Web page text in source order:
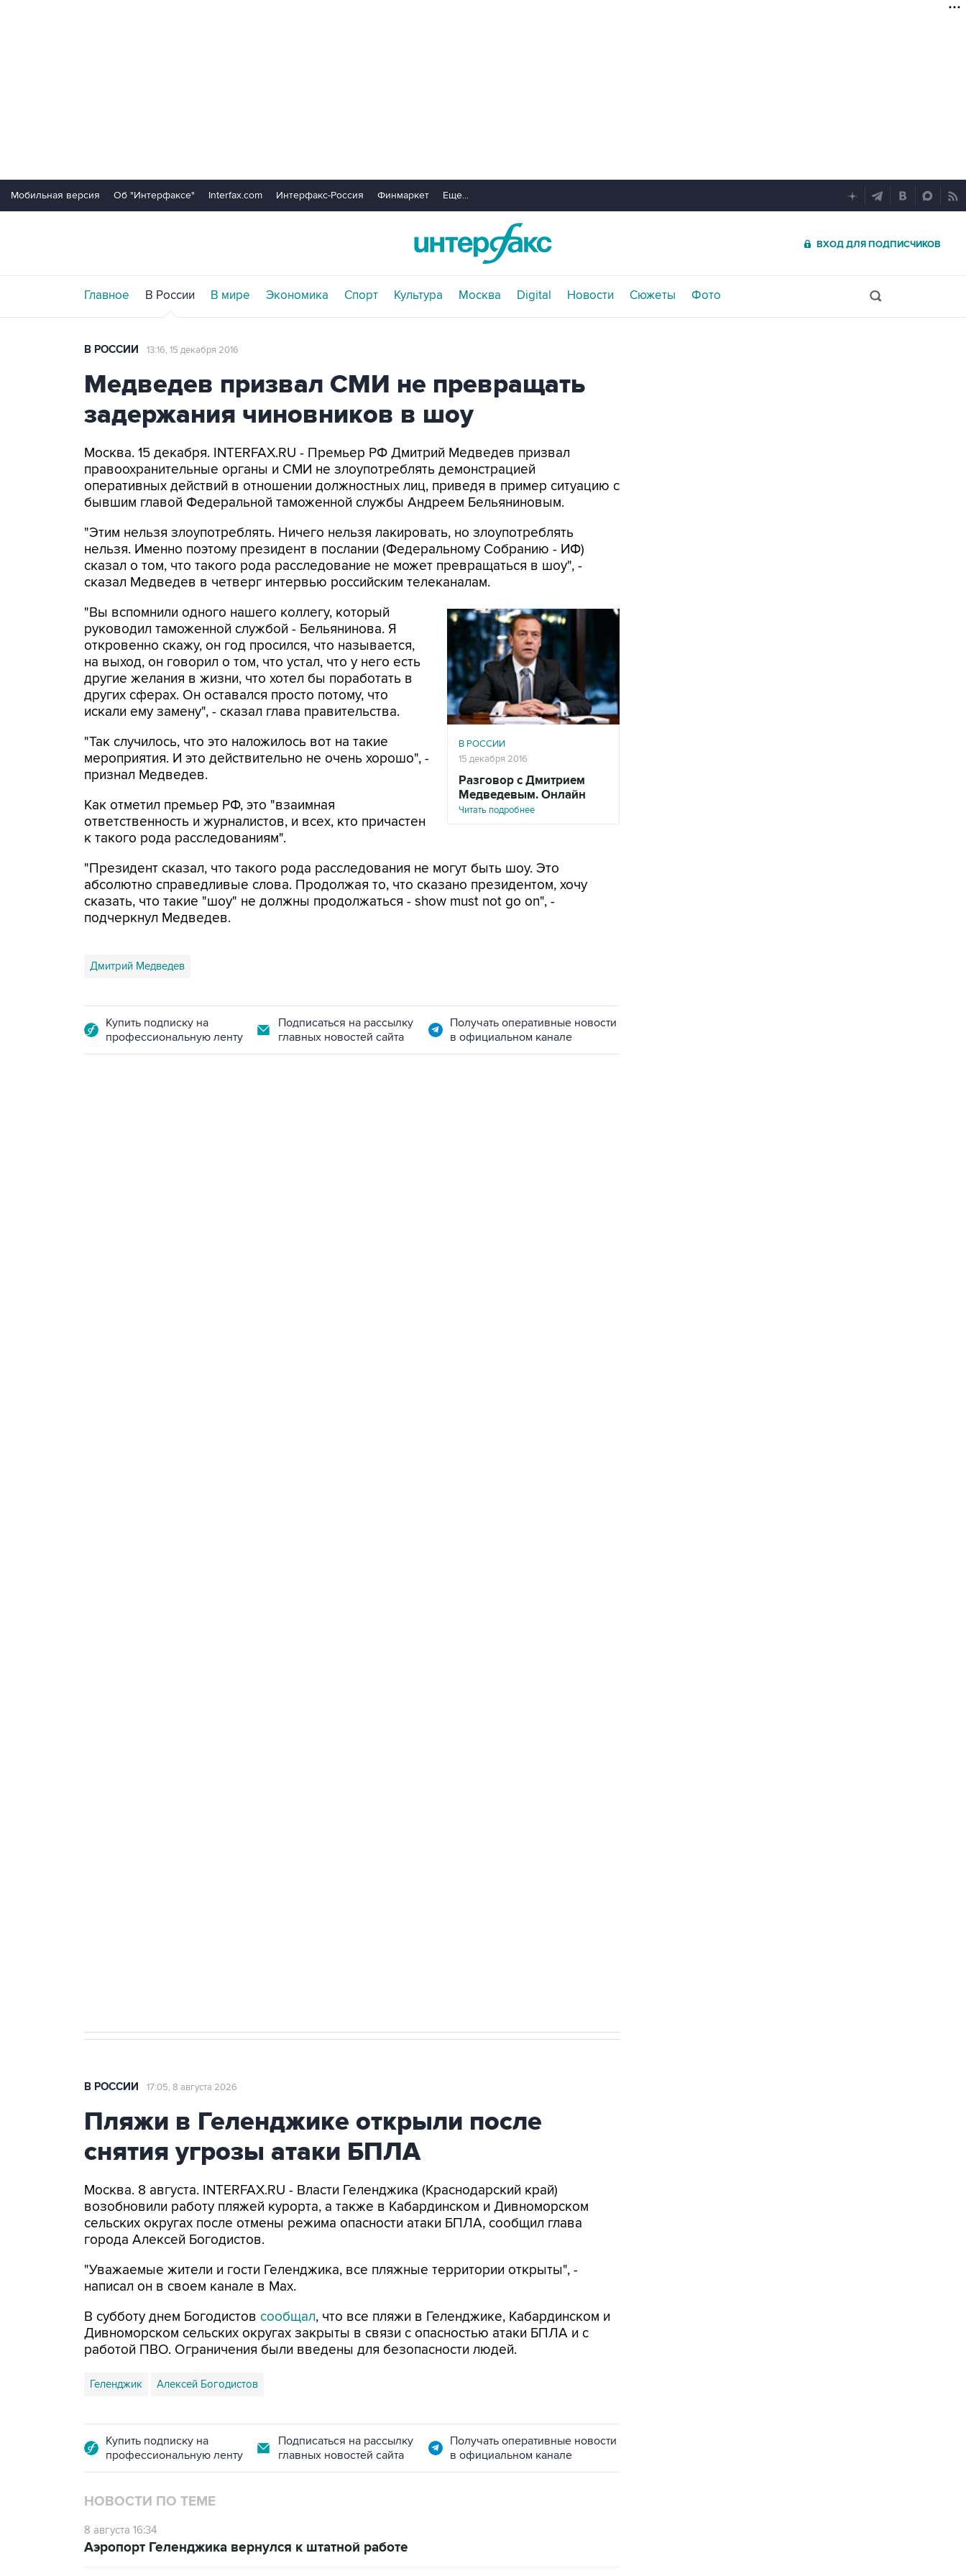
Мобильная версия Об "Интерфаксе" Interfax.com Интерфакс-Россия Финмаркет Еще...
ВХОД ДЛЯ ПОДПИСЧИКОВ
Главное В России В мире Экономика Спорт Культура Москва Digital Новости Сюжеты Фото
В РОССИИ 13:16, 15 декабря 2016
Медведев призвал СМИ не превращать
задержания чиновников в шоу
Москва. 15 декабря. INTERFAX.RU - Премьер РФ Дмитрий Медведев призвал
правоохранительные органы и СМИ не злоупотреблять демонстрацией
оперативных действий в отношении должностных лиц, приведя в пример ситуацию с
бывшим главой Федеральной таможенной службы Андреем Бельяниновым.
"Этим нельзя злоупотреблять. Ничего нельзя лакировать, но злоупотреблять
нельзя. Именно поэтому президент в послании (Федеральному Собранию - ИФ)
сказал о том, что такого рода расследование не может превращаться в шоу", -
сказал Медведев в четверг интервью российским телеканалам.
В РОССИИ
15 декабря 2016
Разговор с Дмитрием
Медведевым. Онлайн
Читать подробнее
"Вы вспомнили одного нашего коллегу, который
руководил таможенной службой - Бельянинова. Я
откровенно скажу, он год просился, что называется,
на выход, он говорил о том, что устал, что у него есть
другие желания в жизни, что хотел бы поработать в
других сферах. Он оставался просто потому, что
искали ему замену", - сказал глава правительства.
"Так случилось, что это наложилось вот на такие
мероприятия. И это действительно не очень хорошо", -
признал Медведев.
Как отметил премьер РФ, это "взаимная
ответственность и журналистов, и всех, кто причастен
к такого рода расследованиям".
"Президент сказал, что такого рода расследования не могут быть шоу. Это
абсолютно справедливые слова. Продолжая то, что сказано президентом, хочу
сказать, что такие "шоу" не должны продолжаться - show must not go on", -
подчеркнул Медведев.
Дмитрий Медведев
Купить подписку на
профессиональную ленту
Подписаться на рассылку
главных новостей сайта
Получать оперативные новости
в официальном канале
В РОССИИ 17:05, 8 августа 2026
Пляжи в Геленджике открыли после
снятия угрозы атаки БПЛА
Москва. 8 августа. INTERFAX.RU - Власти Геленджика (Краснодарский край)
возобновили работу пляжей курорта, а также в Кабардинском и Дивноморском
сельских округах после отмены режима опасности атаки БПЛА, сообщил глава
города Алексей Богодистов.
"Уважаемые жители и гости Геленджика, все пляжные территории открыты", -
написал он в своем канале в Max.
В субботу днем Богодистов сообщал, что все пляжи в Геленджике, Кабардинском и
Дивноморском сельских округах закрыты в связи с опасностью атаки БПЛА и с
работой ПВО. Ограничения были введены для безопасности людей.
Геленджик Алексей Богодистов
Купить подписку на
профессиональную ленту
Подписаться на рассылку
главных новостей сайта
Получать оперативные новости
в официальном канале
НОВОСТИ ПО ТЕМЕ
8 августа 16:34
Аэропорт Геленджика вернулся к штатной работе